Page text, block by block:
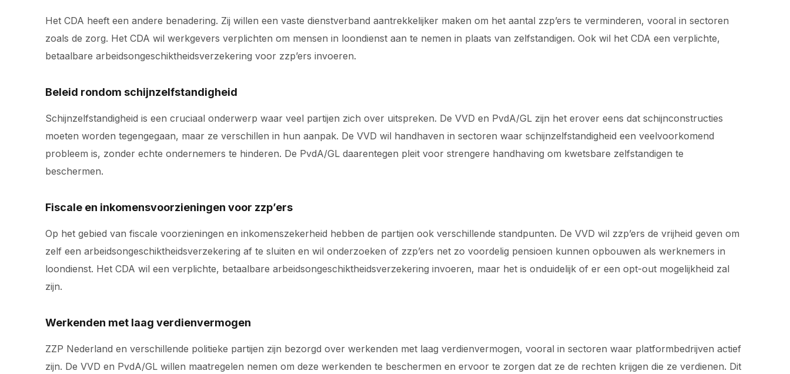
Het CDA heeft een andere benadering. Zij willen een vaste dienstverband aantrekkelijker maken om het aantal zzp’ers te verminderen, vooral in sectoren
zoals de zorg. Het CDA wil werkgevers verplichten om mensen in loondienst aan te nemen in plaats van zelfstandigen. Ook wil het CDA een verplichte,
betaalbare arbeidsongeschiktheidsverzekering voor zzp’ers invoeren.
Beleid rondom schijnzelfstandigheid
Schijnzelfstandigheid is een cruciaal onderwerp waar veel partijen zich over uitspreken. De VVD en PvdA/GL zijn het erover eens dat schijnconstructies
moeten worden tegengegaan, maar ze verschillen in hun aanpak. De VVD wil handhaven in sectoren waar schijnzelfstandigheid een veelvoorkomend
probleem is, zonder echte ondernemers te hinderen. De PvdA/GL daarentegen pleit voor strengere handhaving om kwetsbare zelfstandigen te
beschermen.
Fiscale en inkomensvoorzieningen voor zzp’ers
Op het gebied van fiscale voorzieningen en inkomenszekerheid hebben de partijen ook verschillende standpunten. De VVD wil zzp’ers de vrijheid geven om
zelf een arbeidsongeschiktheidsverzekering af te sluiten en wil onderzoeken of zzp’ers net zo voordelig pensioen kunnen opbouwen als werknemers in
loondienst. Het CDA wil een verplichte, betaalbare arbeidsongeschiktheidsverzekering invoeren, maar het is onduidelijk of er een opt-out mogelijkheid zal
zijn.
Werkenden met laag verdienvermogen
ZZP Nederland en verschillende politieke partijen zijn bezorgd over werkenden met laag verdienvermogen, vooral in sectoren waar platformbedrijven actief
zijn. De VVD en PvdA/GL willen maatregelen nemen om deze werkenden te beschermen en ervoor te zorgen dat ze de rechten krijgen die ze verdienen. Dit